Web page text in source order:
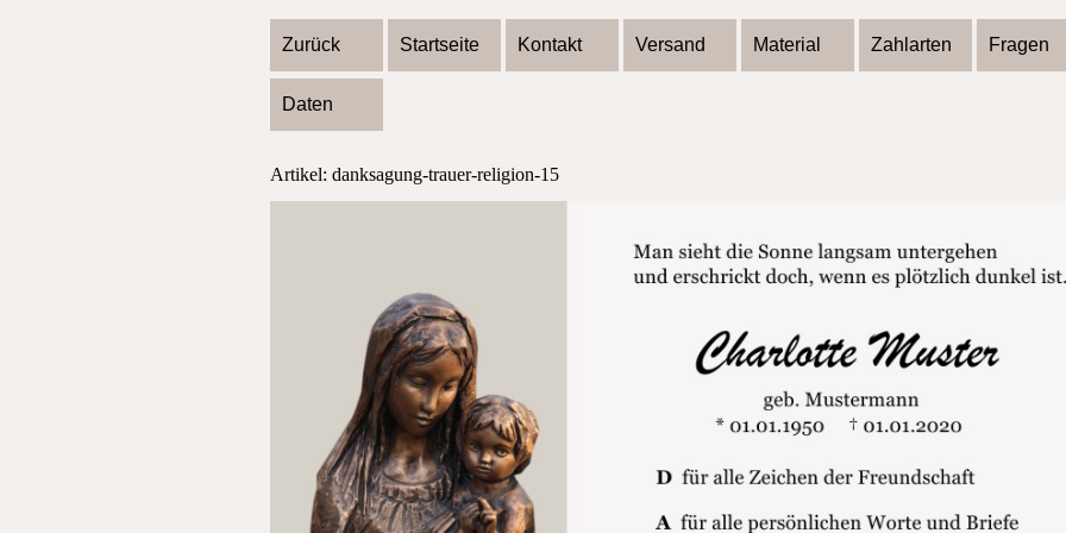
Zurück Startseite Kontakt Versand Material Zahlarten Fragen
Daten
Artikel: danksagung-trauer-religion-15